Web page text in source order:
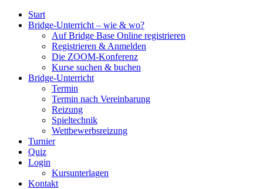
Start
Bridge-Unterricht – wie & wo?
Auf Bridge Base Online registrieren
Registrieren & Anmelden
Die ZOOM-Konferenz
Kurse suchen & buchen
Bridge-Unterricht
Termin
Termin nach Vereinbarung
Reizung
Spieltechnik
Wettbewerbsreizung
Turnier
Quiz
Login
Kursunterlagen
Kontakt